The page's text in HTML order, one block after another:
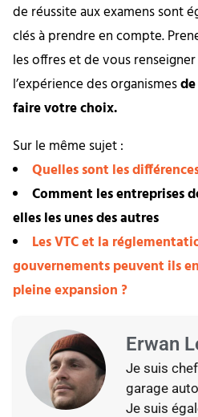
de réussite aux examens sont
clés à prendre en compte.
les offres et de vous
l’expérience des organismes
faire votre choix.
Sur le même sujet :
Quelles sont les
Comment les entreprises
elles les unes des autres
Les VTC et la
gouvernements peuvent ils
pleine expansion ?
Erwan
Je suis
garage
Je suis